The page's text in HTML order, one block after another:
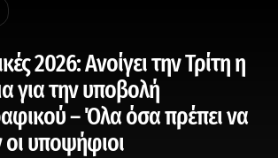
2026: Ανοίγει την Τρίτη η
για την υποβολή
– Όλα όσα πρέπει να
οι υποψήφιοι